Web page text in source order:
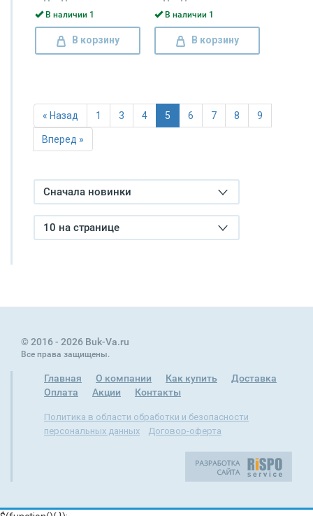
В наличии 1
В корзину
В наличии 1
В корзину
« Назад 1 3 4 5 6 7 8 9
Вперед »
Сначала новинки
10 на странице
© 2016 - 2026 Buk-Va.ru
Все права защищены.
Главная О компании Как купить
Доставка
Оплата
Акции Контакты
Политика в области обработки и безопасности
персональных данных
Договор-оферта